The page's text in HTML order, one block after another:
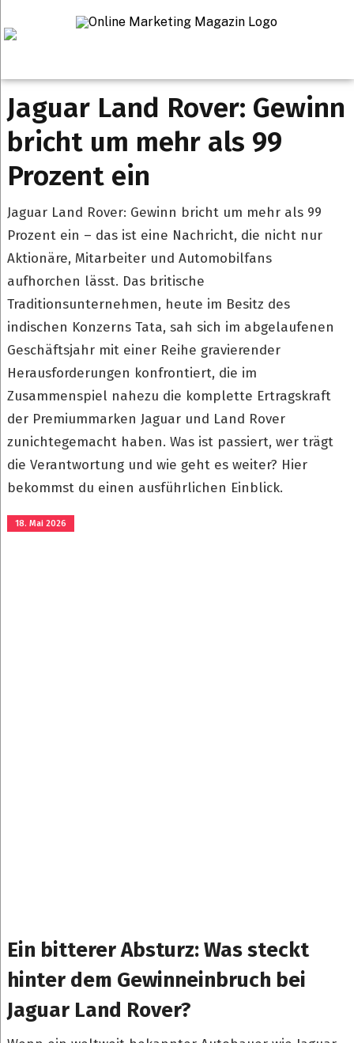
Startseite
Jaguar Land Rover: Gewinn
bricht um mehr als 99
Prozent ein
Jaguar Land Rover: Gewinn bricht um mehr als 99
Prozent ein – das ist eine Nachricht, die nicht nur
Aktionäre, Mitarbeiter und Automobilfans
aufhorchen lässt. Das britische
Traditionsunternehmen, heute im Besitz des
indischen Konzerns Tata, sah sich im abgelaufenen
Geschäftsjahr mit einer Reihe gravierender
Herausforderungen konfrontiert, die im
Zusammenspiel nahezu die komplette Ertragskraft
der Premiummarken Jaguar und Land Rover
zunichtegemacht haben. Was ist passiert, wer trägt
die Verantwortung und wie geht es weiter? Hier
bekommst du einen ausführlichen Einblick.
18. Mai 2026
Ein bitterer Absturz: Was steckt
hinter dem Gewinneinbruch bei
Jaguar Land Rover?